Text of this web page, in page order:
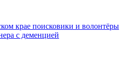
крае поисковики и волонтёры
с деменцией